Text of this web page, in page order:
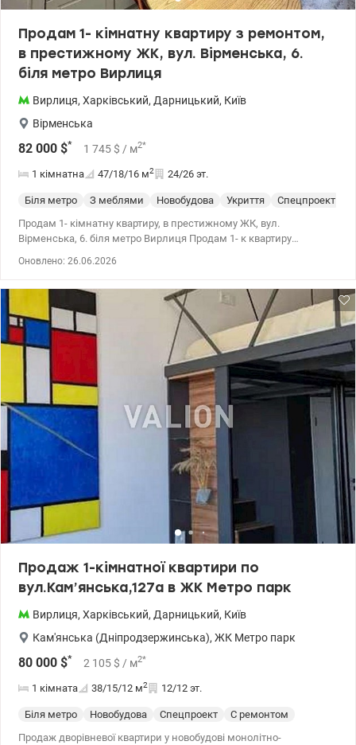
Продам 1- кімнатну квартиру з ремонтом,
в престижному ЖК, вул. Вірменська, 6.
біля метро Вирлиця
Вирлиця, Харківський, Дарницький, Київ
Вірменська
82 000 $* 1 745 $ / м2*
1 кімнатна 47/18/16 м2 24/26 эт.
Біля метро З меблями Новобудова Укриття Спецпроект
Продам 1- кімнатну квартиру, в престижному ЖК, вул.
Вірменська, 6. біля метро Вирлиця Продам 1- к квартиру
з вікон. В будинку встановлений генератор, під час відключень
світла працює великий пожежний ліфт. Два укриття: паркінг та
великий підвал під будинком.
Оновлено: 26.06.2026
Продаж 1-кімнатної квартири по
вул.Кам’янська,127а в ЖК Метро парк
Вирлиця, Харківський, Дарницький, Київ
Кам'янська (Дніпродзержинська), ЖК Метро парк
80 000 $* 2 105 $ / м2*
1 кімната 38/15/12 м2 12/12 эт.
Біля метро Новобудова Спецпроект
С ремонтом
Продаж дворівневої квартири у новобудові монолітно-